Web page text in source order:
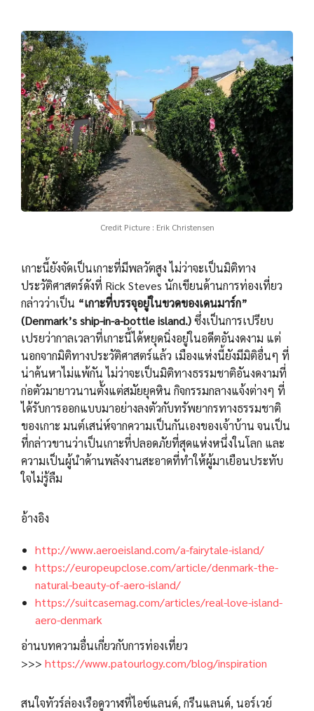
Credit Picture : Erik Christensen
เกาะนี้ยังจัดเป็นเกาะที่มีพลวัตสูง ไม่ว่าจะเป็นมิติทาง
ประวัติศาสตร์ดังที่ Rick Steves นักเขียนด้านการท่องเที่ยว
กล่าวว่าเป็น “เกาะที่บรรจุอยู่ในขวดของเดนมาร์ก”
(Denmark’s ship-in-a-bottle island.)ซึ่งเป็นการเปรียบ
เปรยว่ากาลเวลาที่เกาะนี้ได้หยุดนิ่งอยู่ในอดีตอันงดงาม แต่
นอกจากมิติทางประวัติศาสตร์แล้ว เมืองแห่งนี้ยังมีมิติอื่นๆ ที่
น่าค้นหาไม่แพ้กัน ไม่ว่าจะเป็นมิติทางธรรมชาติอันงดงามที่
ก่อตัวมายาวนานตั้งแต่สมัยยุคหิน กิจกรรมกลางแจ้งต่างๆ ที่
ได้รับการออกแบบมาอย่างลงตัวกับทรัพยากรทางธรรมชาติ
ของเกาะ มนต์เสน่ห์จากความเป็นกันเองของเจ้าบ้าน จนเป็น
ที่กล่าวขานว่าเป็นเกาะที่ปลอดภัยที่สุดแห่งหนึ่งในโลก และ
ความเป็นผู้นำด้านพลังงานสะอาดที่ทำให้ผู้มาเยือนประทับ
ใจไม่รู้ลืม
อ้างอิง
http://www.aeroeisland.com/a-fairytale-island/
https://europeupclose.com/article/denmark-the-
natural-beauty-of-aero-island/
https://suitcasemag.com/articles/real-love-island-
aero-denmark
อ่านบทความอื่นเกี่ยวกับการท่องเที่ยว
>>> https://www.patourlogy.com/blog/inspiration
สนใจทัวร์ล่องเรือดูวาฬที่ไอซ์แลนด์, กรีนแลนด์, นอร์เวย์